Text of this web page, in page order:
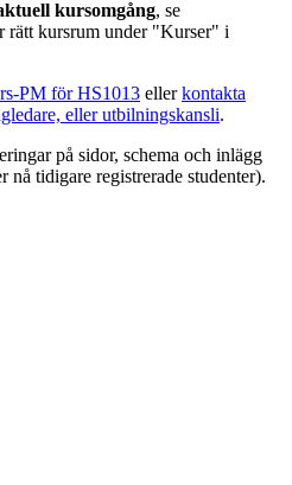
kursomgång, se
rätt kursrum under "Kurser" i
PM för HS1013 ellerkontakta
eller utbilningskansli.
på sidor, schema och inlägg
nå tidigare registrerade studenter).